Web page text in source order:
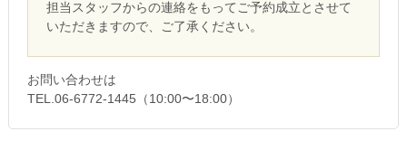
担当スタッフからの連絡をもってご予約成立とさせて
いただきますので、ご了承ください。
お問い合わせは
TEL.06-6772-1445（10:00〜18:00）